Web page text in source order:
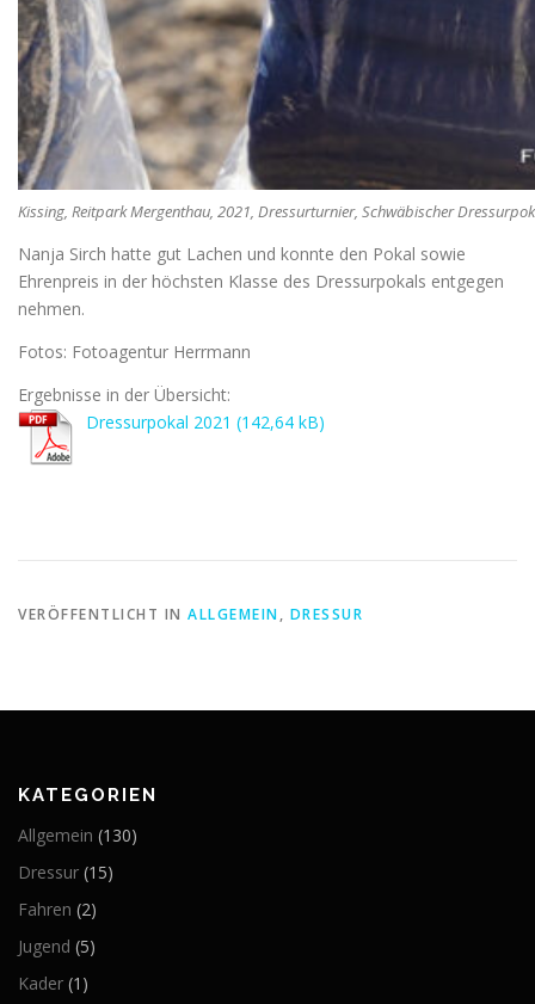
Kissing, Reitpark Mergenthau, 2021, Dressurturnier, Schwäbischer
Nanja Sirch hatte gut Lachen und konnte den Pokal sowie
Ehrenpreis in der höchsten Klasse des Dressurpokals entgegen
nehmen.
Fotos: Fotoagentur Herrmann
Ergebnisse in der Übersicht:
Dressurpokal 2021
VERÖFFENTLICHT IN ALLGEMEIN, DRESSUR
KATEGORIEN
Allgemein (130)
Dressur (15)
Fahren (2)
Jugend (5)
Kader (1)